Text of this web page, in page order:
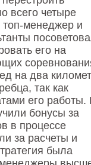
всего четыре
менеджер и
его на
на два
так как
его работы.
бонусы за
в процессе
за расчеты и
была